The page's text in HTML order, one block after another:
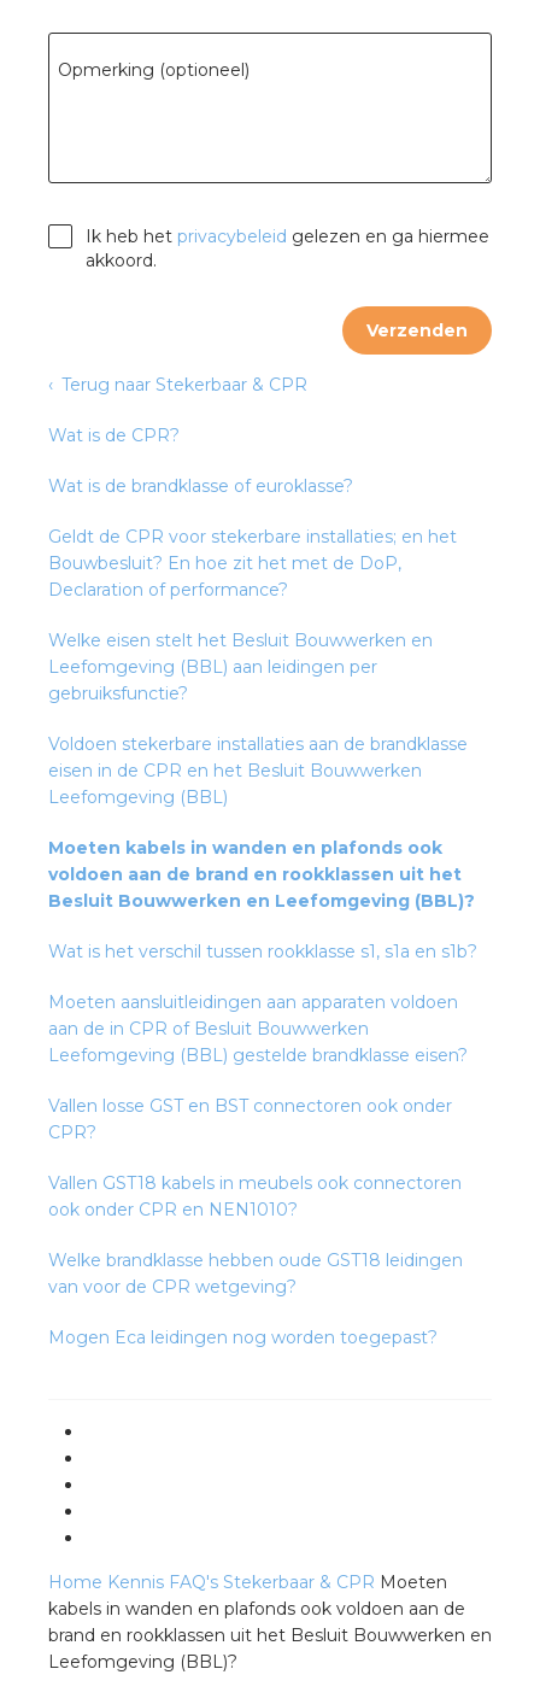
Opmerking (optioneel)
Ik heb het privacybeleid gelezen en ga hiermee
akkoord.
Verzenden
Terug naar Stekerbaar & CPR
Wat is de CPR?
Wat is de brandklasse of euroklasse?
Geldt de CPR voor stekerbare installaties; en het
Bouwbesluit? En hoe zit het met de DoP,
Declaration of performance?
Welke eisen stelt het Besluit Bouwwerken en
Leefomgeving (BBL) aan leidingen per
gebruiksfunctie?
Voldoen stekerbare installaties aan de brandklasse
eisen in de CPR en het Besluit Bouwwerken
Leefomgeving (BBL)
Moeten kabels in wanden en plafonds ook
voldoen aan de brand en rookklassen uit het
Besluit Bouwwerken en Leefomgeving (BBL)?
Wat is het verschil tussen rookklasse s1, s1a en s1b?
Moeten aansluitleidingen aan apparaten voldoen
aan de in CPR of Besluit Bouwwerken
Leefomgeving (BBL) gestelde brandklasse eisen?
Vallen losse GST en BST connectoren ook onder
CPR?
Vallen GST18 kabels in meubels ook connectoren
ook onder CPR en NEN1010?
Welke brandklasse hebben oude GST18 leidingen
van voor de CPR wetgeving?
Mogen Eca leidingen nog worden toegepast?
Home Kennis FAQ's Stekerbaar & CPR Moeten
kabels in wanden en plafonds ook voldoen aan de
brand en rookklassen uit het Besluit Bouwwerken en
Leefomgeving (BBL)?
groothandels